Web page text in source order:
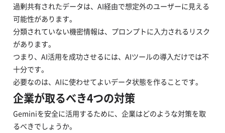
過剰共有されたデータは、AI経由で想定外のユーザーに見える
可能性があります。
分類されていない機密情報は、プロンプトに入力されるリスク
があります。
つまり、AI活用を成功させるには、AIツールの導入だけでは不
十分です。
必要なのは、AIに使わせてよいデータ状態を作ることです。
企業が取るべき4つの対策
Geminiを安全に活用するために、企業はどのような対策を取
るべきでしょうか。